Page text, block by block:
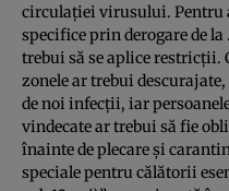
circulației virusului. Pentru
specifice prin derogare de la
trebui să se aplice
zonelear trebui
de noi infecții, iar
vindecate ar trebui să fie
înainte de plecare și
speciale pentru călătorii